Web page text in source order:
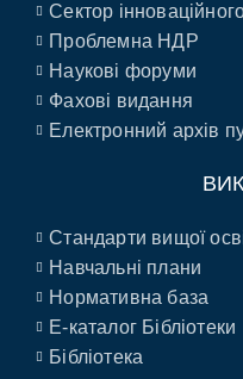
Сектор
Проблемна НДР
Наукові форуми
Фахові видання
Електронний архів
Стандарти вищої
Навчальні плани
Нормативна база
E-каталог Бібліотеки
Бібліотека